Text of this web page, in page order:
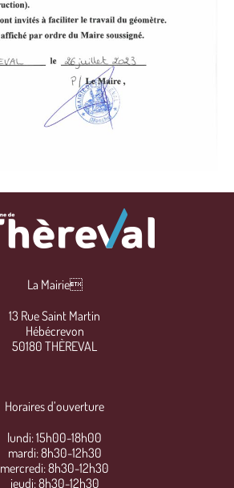
La Mairie
13 Rue Saint Martin
Hébécrevon
50180 THÈREVAL
Horaires d’ouverture
lundi: 15h00-18h00
mardi: 8h30-12h30
mercredi: 8h30-12h30
jeudi: 8h30-12h30